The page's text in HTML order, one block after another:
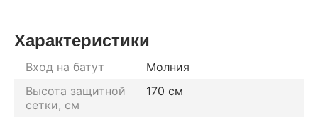
Характеристики
Вход на батут
Молния
Высота защитной
сетки, см
170 см